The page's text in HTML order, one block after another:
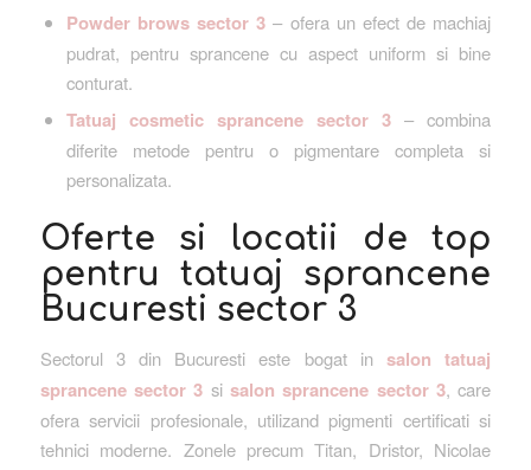
Powder brows sector 3 – ofera un efect de machiaj
pudrat, pentru sprancene cu aspect uniform si bine
conturat.
Tatuaj cosmetic sprancene sector 3 – combina
diferite metode pentru o pigmentare completa si
personalizata.
Oferte si locatii de top
pentru tatuaj sprancene
Bucuresti sector 3
Sectorul 3 din Bucuresti este bogat in salon tatuaj
sprancene sector 3 si salon sprancene sector 3, care
ofera servicii profesionale, utilizand pigmenti certificati si
tehnici moderne. Zonele precum Titan, Dristor, Nicolae